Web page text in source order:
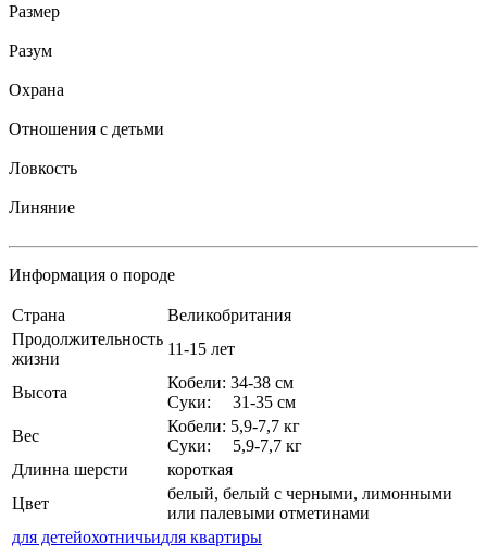
Размер
Разум
Охрана
Отношения с детьми
Ловкость
Линяние
Информация о породе
Страна
Великобритания
Продолжительность
жизни
11-15 лет
Высота
Кобели: 34-38 см
Суки: 31-35 см
Вес
Кобели: 5,9-7,7 кг
Суки: 5,9-7,7 кг
Длинна шерсти
короткая
Цвет
белый, белый с черными, лимонными
или палевыми отметинами
для детейохотничьидля квартиры